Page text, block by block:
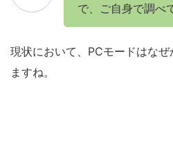
で、ご自身で調べ
現状において、PCモードはな
ますね。